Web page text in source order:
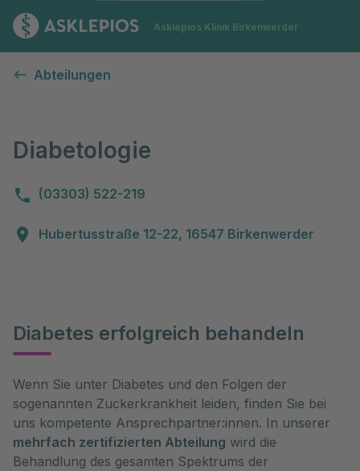
Zur Startseite
Asklepios Klinik Birkenwerder
Abteilungen
Diabetologie
(03303) 522-219
Hubertusstraße 12-22, 16547 Birkenwerder
Diabetes erfolgreich behandeln
Wenn Sie unter Diabetes und den Folgen der
sogenannten Zuckerkrankheit leiden, finden Sie bei
uns kompetente Ansprechpartner:innen. In unserer
mehrfach zertifizierten Abteilung wird die
Behandlung des gesamten Spektrums der